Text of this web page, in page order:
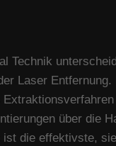
Technik
Laser
über die
ist die effektivste,